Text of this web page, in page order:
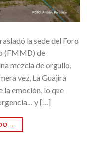
la sede del Foro
(FMMD) de
mezcla de orgullo,
vez, La Guajira
la emoción, lo que
y […]
→